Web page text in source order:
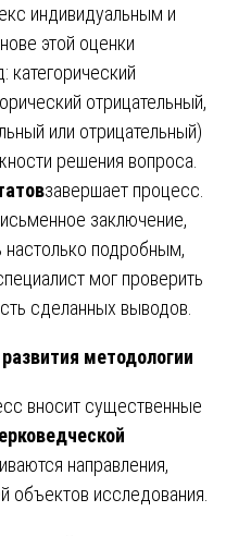
индивидуальным и
этой оценки
категорический
отрицательный,
или отрицательный)
решения вопроса.
завершает процесс.
заключение,
подробным,
мог проверить
сделанных выводов.
методологии
вносит существенные
направления,
объектов исследования.